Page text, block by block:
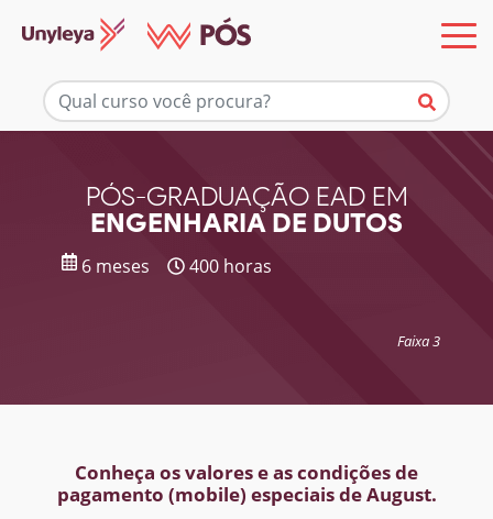
PÓS-GRADUAÇÃO EAD EM
ENGENHARIA DE DUTOS
6 meses 400 horas
Faixa 3
Conheça os valores e as condições de
pagamento (mobile) especiais de August.
Mais informações